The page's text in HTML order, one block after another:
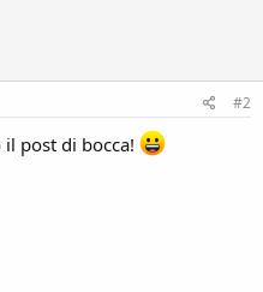
#2
post di bocca!